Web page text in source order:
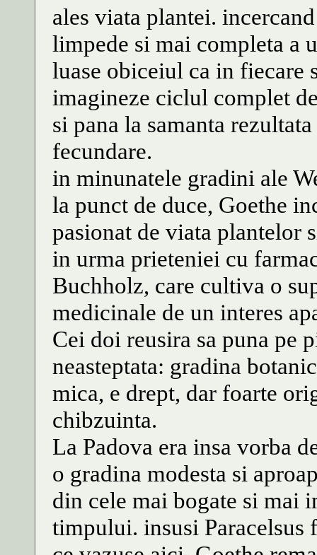
ales viata plantei.
limpede si mai completa a
luase obiceiul ca in fiecare
imagineze ciclul complet
si pana la samanta
fecundare.
in minunatele gradini ale
la punct de duce, Goethe
pasionat de viata plantelor
in urma prieteniei cu
Buchholz, care cultiva o
medicinale de un interes
Cei doi reusira sa puna pe
neasteptata: gradina
mica, e drept, dar foarte
chibzuinta.
La Padova era insa vorba
o gradina modesta si
din cele mai bogate si mai
timpului. insusi Paracelsus